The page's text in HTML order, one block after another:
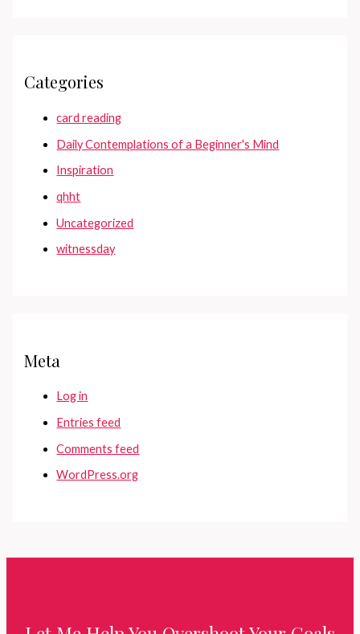
Categories
card reading
Daily Contemplations of a Beginner's Mind
Inspiration
qhht
Uncategorized
witnessday
Meta
Log in
Entries feed
Comments feed
WordPress.org